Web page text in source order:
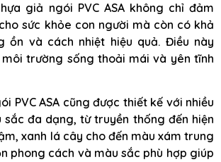
giả ngói PVC ASA không chỉ đảm
sức khỏe con người mà còn có khả
ồn và cách nhiệt hiệu quả. Điều này
trường sống thoải mái và yên tĩnh
PVC ASA cũng được thiết kế với nhiều
đa dạng, từ truyền thống đến hiện
xanh lá cây cho đến màu xám trung
phong cách và màu sắc phù hợp giúp